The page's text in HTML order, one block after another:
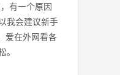
有一个原因
我会建议新手
爱在外网看各
松。